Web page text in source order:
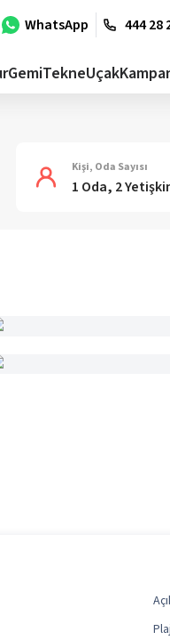
WhatsApp 444 28
GemiTekneUçak
Kişi, Oda Sayısı
1 Oda, 2